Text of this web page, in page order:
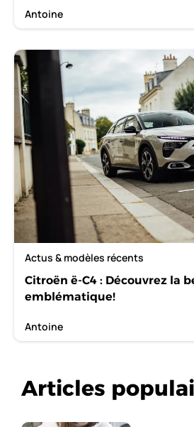
Antoine
Actus & modèles récents
Citroën ë-C4 : Découvrez la
emblématique!
Antoine
Articles